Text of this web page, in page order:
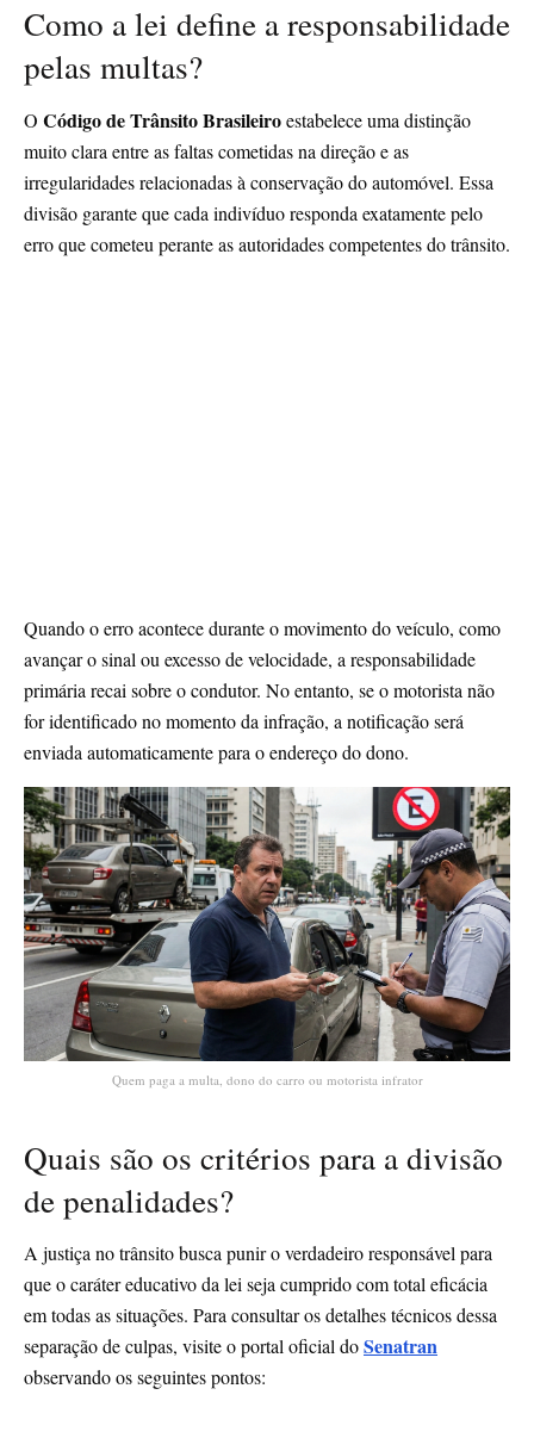
Como a lei define a responsabilidade
pelas multas?
O Código de Trânsito Brasileiroestabelece uma distinção
muito clara entre as faltas cometidas na direção e as
irregularidades relacionadas à conservação do automóvel. Essa
divisão garante que cada indivíduo responda exatamente pelo
erro que cometeu perante as autoridades competentes do trânsito.
Quando o erro acontece durante o movimento do veículo, como
avançar o sinal ou excesso de velocidade, a responsabilidade
primária recai sobre o condutor. No entanto, se o motorista não
for identificado no momento da infração, a notificação será
enviada automaticamente para o endereço do dono.
Quem paga a multa, dono do carro ou motorista infrator
Quais são os critérios para a divisão
de penalidades?
A justiça no trânsito busca punir o verdadeiro responsável para
que o caráter educativo da lei seja cumprido com total eficácia
em todas as situações. Para consultar os detalhes técnicos dessa
separação de culpas, visite o portal oficial doSenatran
observando os seguintes pontos: